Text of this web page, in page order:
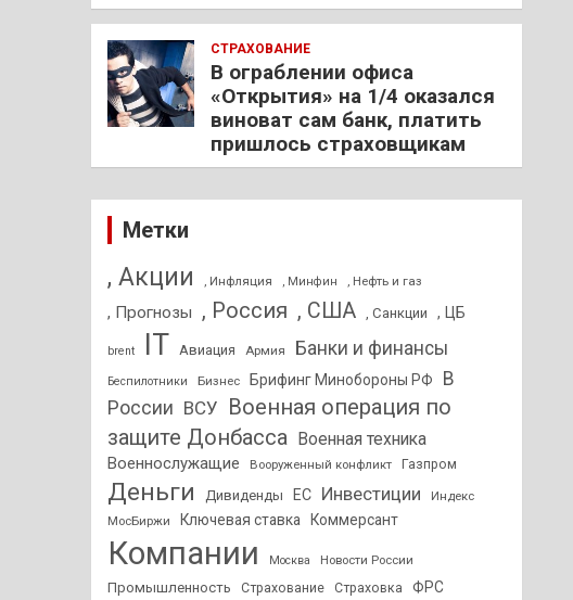
СТРАХОВАНИЕ
В ограблении офиса
«Открытия» на 1/4 оказался
виноват сам банк, платить
пришлось страховщикам
Метки
, Акции , Инфляция , Минфин , Нефть и газ
, Прогнозы , Россия , США , Санкции , ЦБ
brent IT Авиация Армия Банки и финансы
Беспилотники Бизнес Брифинг Минобороны РФ
В
России ВСУ Военная операция по
защите Донбасса Военная техника
Военнослужащие Вооруженный конфликт Газпром
Деньги Дивиденды ЕС Инвестиции
Индекс
МосБиржи
Ключевая ставка Коммерсант
Компании Москва Новости России
Промышленность Страхование Страховка ФРС